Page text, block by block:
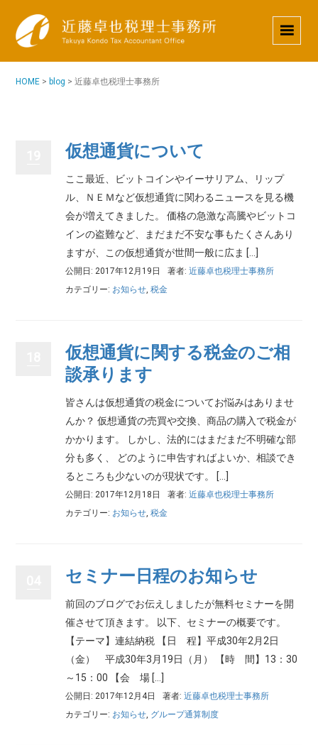
HOME > blog >近藤卓也税理士事務所
仮想通貨について
ここ最近、ビットコインやイーサリアム、リップ
ル、ＮＥＭなど仮想通貨に関わるニュースを見る機
会が増えてきました。 価格の急激な高騰やビットコ
インの盗難など、まだまだ不安な事もたくさんあり
ますが、この仮想通貨が世間一般に広ま […]
公開日: 2017年12月19日 著者:近藤卓也税理士事務所
カテゴリー: お知らせ,税金
仮想通貨に関する税金のご相
談承ります
皆さんは仮想通貨の税金についてお悩みはありませ
んか？ 仮想通貨の売買や交換、商品の購入で税金が
かかります。 しかし、法的にはまだまだ不明確な部
分も多く、 どのように申告すればよいか、相談でき
るところも少ないのが現状です。 […]
公開日: 2017年12月18日 著者:近藤卓也税理士事務所
カテゴリー: お知らせ,税金
セミナー日程のお知らせ
前回のブログでお伝えしましたが無料セミナーを開
催させて頂きます。 以下、セミナーの概要です。
【テーマ】連結納税 【日 程】平成30年2月2日
（金） 平成30年3月19日（月） 【時 間】13：30
～15：00 【会 場 […]
公開日: 2017年12月4日 著者:近藤卓也税理士事務所
カテゴリー: お知らせ, グループ通算制度